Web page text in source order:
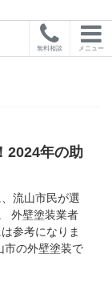
無料相談 メニュー
2024年の助
流山市民が選
外壁塗装業者
参考になりま
市の外壁塗装で